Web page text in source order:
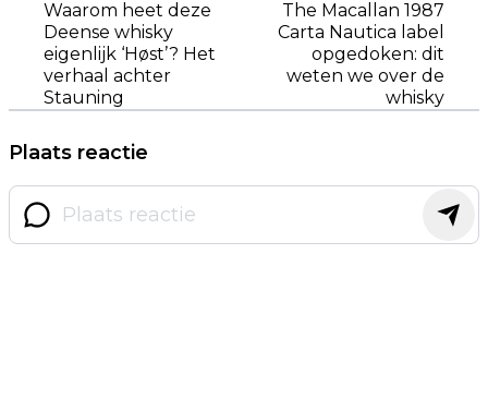
Waarom heet deze
Deense whisky
eigenlijk ‘Høst’? Het
verhaal achter
Stauning
The Macallan 1987
Carta Nautica label
opgedoken: dit
weten we over de
whisky
Plaats reactie